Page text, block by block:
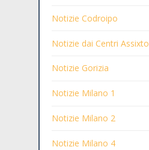
Notizie Codroipo
Notizie dai Centri Assixto
Notizie Gorizia
Notizie Milano 1
Notizie Milano 2
Notizie Milano 4